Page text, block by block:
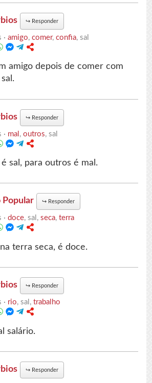
↪ Responder
·amigo,comer,confia, sal
amigo depois de comer com
↪ Responder
· mal ,outros, sal
sal, para outros é mal.
Popular ↪ Responder
·doce, sal,seca,terra
terra seca, é doce.
↪ Responder
· rio, sal,trabalho
salário.
↪ Responder